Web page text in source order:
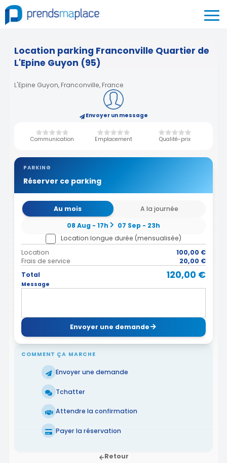
Location parking Franconville Quartier de
L'Epine Guyon (95)
L'Epine Guyon, Franconville, France
Envoyer un message
Communication Emplacement Qualité-prix
PARKING
Réserver ce parking
Au mois
A la journée
08 Aug - 17h
07 Sep - 23h
Location longue durée (mensualisée)
Location
100,00 €
Frais de service
20,00 €
Total
120,00 €
Message
Envoyer une demande
COMMENT ÇA MARCHE
Envoyer une demande
Tchatter
Attendre la confirmation
Payer la réservation
Retour